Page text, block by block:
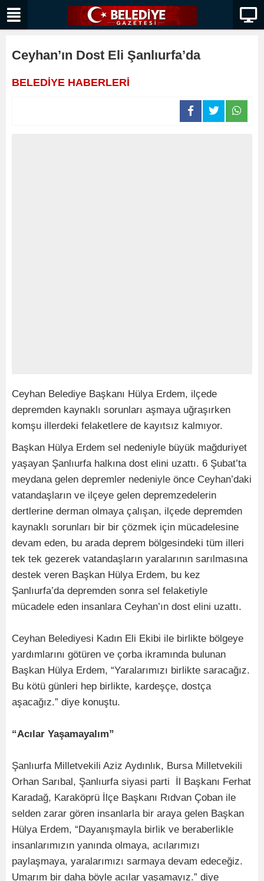
Ceyhan’ın Dost Eli Şanlıurfa’da
BELEDİYE HABERLERİ
Ceyhan Belediye Başkanı Hülya Erdem, ilçede
depremden kaynaklı sorunları aşmaya uğraşırken
komşu illerdeki felaketlere de kayıtsız kalmıyor.
Başkan Hülya Erdem sel nedeniyle büyük mağduriyet
yaşayan Şanlıurfa halkına dost elini uzattı. 6 Şubat’ta
meydana gelen depremler nedeniyle önce Ceyhan’daki
vatandaşların ve ilçeye gelen depremzedelerin
dertlerine derman olmaya çalışan, ilçede depremden
kaynaklı sorunları bir bir çözmek için mücadelesine
devam eden, bu arada deprem bölgesindeki tüm illeri
tek tek gezerek vatandaşların yaralarının sarılmasına
destek veren Başkan Hülya Erdem, bu kez
Şanlıurfa’da depremden sonra sel felaketiyle
mücadele eden insanlara Ceyhan’ın dost elini uzattı.
Ceyhan Belediyesi Kadın Eli Ekibi ile birlikte bölgeye
yardımlarını götüren ve çorba ikramında bulunan
Başkan Hülya Erdem, “Yaralarımızı birlikte saracağız.
Bu kötü günleri hep birlikte, kardeşçe, dostça
aşacağız.” diye konuştu.
“Acılar Yaşamayalım”
Şanlıurfa Milletvekili Aziz Aydınlık, Bursa Milletvekili
Orhan Sarıbal, Şanlıurfa siyasi parti İl Başkanı Ferhat
Karadağ, Karaköprü İlçe Başkanı Rıdvan Çoban ile
selden zarar gören insanlarla bir araya gelen Başkan
Hülya Erdem, “Dayanışmayla birlik ve beraberlikle
insanlarımızın yanında olmaya, acılarımızı
paylaşmaya, yaralarımızı sarmaya devam edeceğiz.
Umarım bir daha böyle acılar yaşamayız.” diye